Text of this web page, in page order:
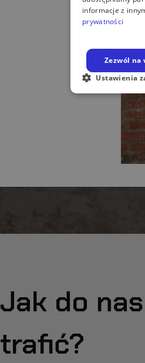
Jak do nas
trafić?
informacje z
prywatności
Zezwól na
Ustawienia